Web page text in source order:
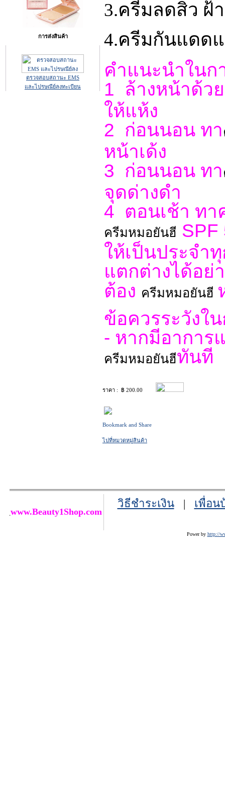
การส่งสินค้า
ตรวจสอบสถานะ EMS
และไปรษณีย์ลงทะเบียน
3.ครีมลดสิว ฝ้
4.ครีมกันแดดแ
คำแนะนำในก
1 ล้างหน้าด้ว
ให้แห้ง
2 ก่อนนอน ทา
หน้าเด้ง
3 ก่อนนอน ทา
จุดด่างดำ
4 ตอนเช้า ทา
ครีมหมอยันฮี
ให้เป็นประจำ
แตกต่างได้อย่
ต้อง ครีมหมอยันฮี
ข้อควรระวังใ
- หากมีอากา
ครีมหมอยันฮีทันที
ราคา : ฿ 200.00
ไปที่หมวดหมู่สินค้า
www.Beauty1Shop.com
วิธีชำระเงิน| เพื่อน
Power by http://